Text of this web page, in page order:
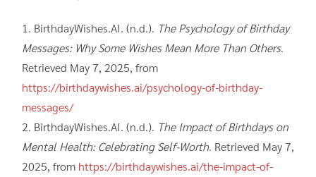
BirthdayWishes.AI. (n.d.). The Psychology of Birthday
Messages: Why Some Wishes Mean More Than Others.
Retrieved May 7, 2025, from
https://birthdaywishes.ai/psychology-of-birthday-
messages/
BirthdayWishes.AI. (n.d.). The Impact of Birthdays on
Mental Health: Celebrating Self-Worth. Retrieved May 7,
2025, from https://birthdaywishes.ai/the-impact-of-